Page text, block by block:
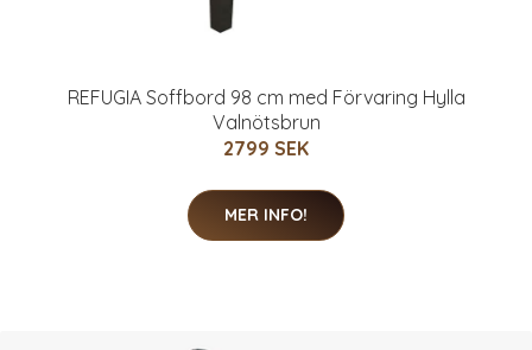
REFUGIA Soffbord 98 cm med Förvaring Hylla
Valnötsbrun
2799 SEK
MER INFO!